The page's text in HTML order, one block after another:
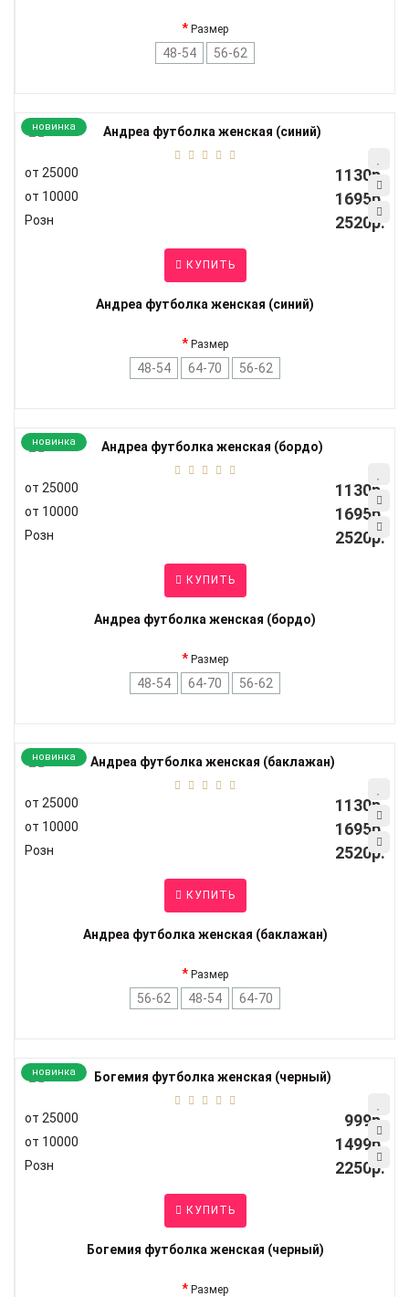
Размер
48-54 56-62
новинка
от 25000 1130р.
от 10000 1695р.
Розн 2520р.
КУПИТЬ
Андреа футболка женская (синий)
Размер
48-54 64-70 56-62
новинка
от 25000 1130р.
от 10000 1695р.
Розн 2520р.
КУПИТЬ
Андреа футболка женская (бордо)
Размер
48-54 64-70 56-62
новинка
от 25000 1130р.
от 10000 1695р.
Розн 2520р.
КУПИТЬ
Андреа футболка женская (баклажан)
Размер
56-62 48-54 64-70
новинка
от 25000 999р.
от 10000 1499р.
Розн 2250р.
КУПИТЬ
Богемия футболка женская (черный)
Размер